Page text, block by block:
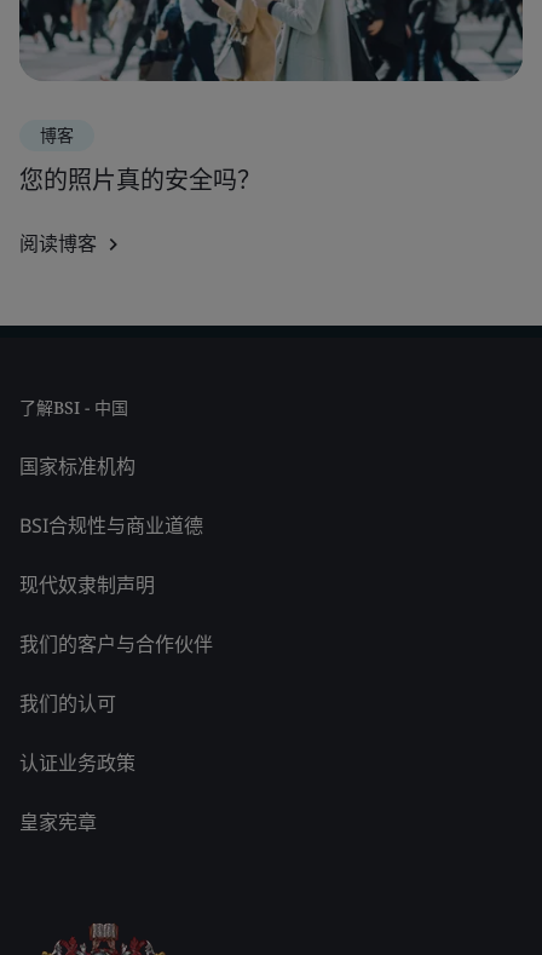
博客
您的照片真的安全吗？
阅读博客
了解BSI - 中国
国家标准机构
BSI合规性与商业道德
现代奴隶制声明
我们的客户与合作伙伴
我们的认可
认证业务政策
皇家宪章